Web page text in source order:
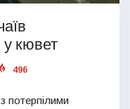
у кювет
496
потерпілими